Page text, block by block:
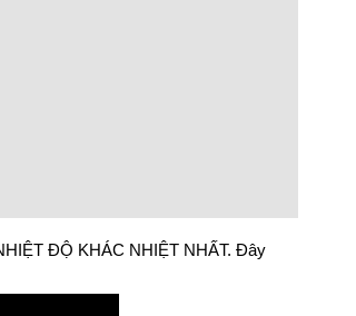
ĐỘ KHÁC NHIỆT NHẤT. Đây